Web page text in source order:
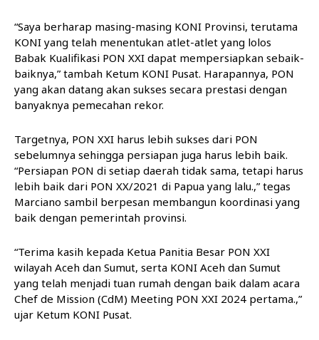
“Saya berharap masing-masing KONI Provinsi, terutama
KONI yang telah menentukan atlet-atlet yang lolos
Babak Kualifikasi PON XXI dapat mempersiapkan sebaik-
baiknya,” tambah Ketum KONI Pusat. Harapannya, PON
yang akan datang akan sukses secara prestasi dengan
banyaknya pemecahan rekor.
Targetnya, PON XXI harus lebih sukses dari PON
sebelumnya sehingga persiapan juga harus lebih baik.
“Persiapan PON di setiap daerah tidak sama, tetapi harus
lebih baik dari PON XX/2021 di Papua yang lalu.,” tegas
Marciano sambil berpesan membangun koordinasi yang
baik dengan pemerintah provinsi.
“Terima kasih kepada Ketua Panitia Besar PON XXI
wilayah Aceh dan Sumut, serta KONI Aceh dan Sumut
yang telah menjadi tuan rumah dengan baik dalam acara
Chef de Mission (CdM) Meeting PON XXI 2024 pertama.,”
ujar Ketum KONI Pusat.